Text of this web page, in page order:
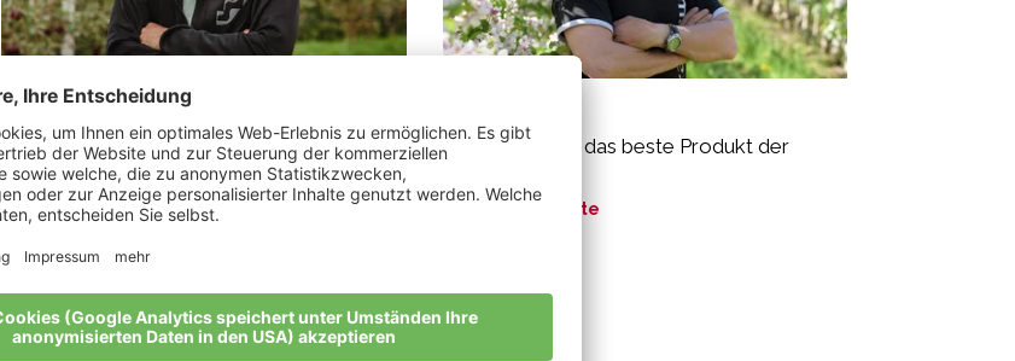
Jennewein Samuel Franz
„Das Gefühl der Zufriedenheit.“
Meine Geschichte
„Bio-Äpfel sind das beste Produkt der
Meine Geschichte
Alle Bio-Bauern im Überblick